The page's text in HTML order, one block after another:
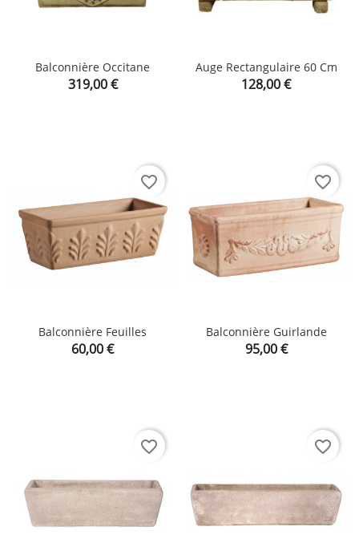
Balconnière Occitane
Prix
319,00 €
Auge Rectangulaire 60 Cm
Prix
128,00 €
Balconnière Feuilles
Prix
60,00 €
favorite_border
Balconnière Guirlande
Prix
95,00 €
favorite_border
favorite_border favorite_border